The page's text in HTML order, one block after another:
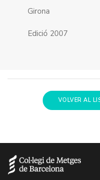
Girona
Edició 2007
VOLVER AL